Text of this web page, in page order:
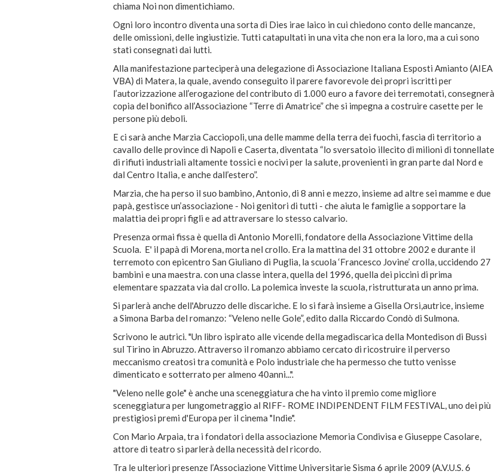
chiama Noi non dimentichiamo.
Ogni loro incontro diventa una sorta di Dies irae laico in cui chiedono conto delle mancanze,
delle omissioni, delle ingiustizie. Tutti catapultati in una vita che non era la loro, ma a cui sono
stati consegnati dai lutti.
Alla manifestazione parteciperà una delegazione di Associazione Italiana Esposti Amianto (AIEA
VBA) di Matera, la quale, avendo conseguito il parere favorevole dei propri iscritti per
l’autorizzazione all’erogazione del contributo di 1.000 euro a favore dei terremotati, consegnerà
copia del bonifico all’Associazione “Terre di Amatrice” che si impegna a costruire casette per le
persone più deboli.
E ci sarà anche Marzia Cacciopoli, una delle mamme della terra dei fuochi, fascia di territorio a
cavallo delle province di Napoli e Caserta, diventata “lo sversatoio illecito di milioni di tonnellate
di rifiuti industriali altamente tossici e nocivi per la salute, provenienti in gran parte dal Nord e
dal Centro Italia, e anche dall’estero”.
Marzia, che ha perso il suo bambino, Antonio, di 8 anni e mezzo, insieme ad altre sei mamme e due
papà, gestisce un’associazione - Noi genitori di tutti - che aiuta le famiglie a sopportare la
malattia dei propri figli e ad attraversare lo stesso calvario.
Presenza ormai fissa è quella di Antonio Morelli, fondatore della Associazione Vittime della
Scuola. E' il papà di Morena, morta nel crollo. Era la mattina del 31 ottobre 2002 e durante il
terremoto con epicentro San Giuliano di Puglia, la scuola ‘Francesco Jovine’ crolla, uccidendo 27
bambini e una maestra. con una classe intera, quella del 1996, quella dei piccini di prima
elementare spazzata via dal crollo. La polemica investe la scuola, ristrutturata un anno prima.
Si parlerà anche dell'Abruzzo delle discariche. E lo si farà insieme a Gisella Orsi,autrice, insieme
a Simona Barba del romanzo: “Veleno nelle Gole”, edito dalla Riccardo Condò di Sulmona.
Scrivono le autrici. "Un libro ispirato alle vicende della megadiscarica della Montedison di Bussi
sul Tirino in Abruzzo. Attraverso il romanzo abbiamo cercato di ricostruire il perverso
meccanismo creatosi tra comunità e Polo industriale che ha permesso che tutto venisse
dimenticato e sotterrato per almeno 40anni...".
"Veleno nelle gole" è anche una sceneggiatura che ha vinto il premio come migliore
sceneggiatura per lungometraggio al RIFF- ROME INDIPENDENT FILM FESTIVAL, uno dei più
prestigiosi premi d'Europa per il cinema "Indie".
Con Mario Arpaia, tra i fondatori della associazione Memoria Condivisa e Giuseppe Casolare,
attore di teatro si parlerà della necessità del ricordo.
Tra le ulteriori presenze l’Associazione Vittime Universitarie Sisma 6 aprile 2009 (A.V.U.S. 6